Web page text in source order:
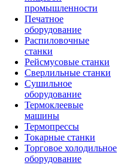
промышленности
Печатное
оборудование
Распиловочные
станки
Рейсмусовые станки
Сверлильные станки
Сушильное
оборудование
Термоклеевые
машины
Термопрессы
Токарные станки
Торговое холодильное
оборудование